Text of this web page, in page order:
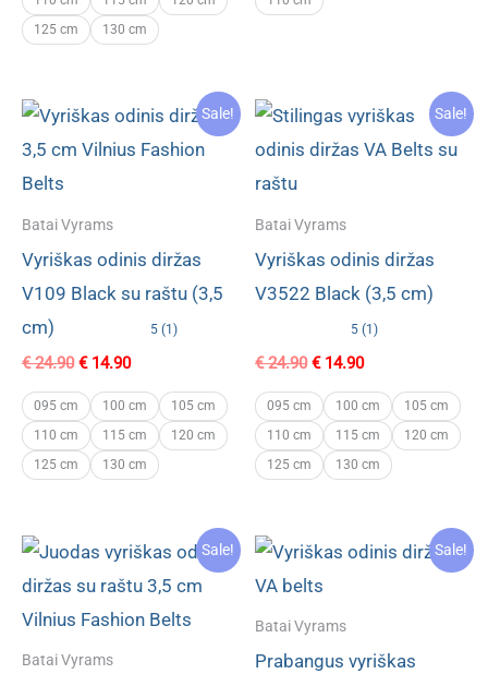
125 cm
130 cm
Sale!
Batai Vyrams
Vyriškas odinis diržas
V109 Black su raštu (3,5
cm)
5 (1)
€24.90 Original
was:
€ 24.90.
€14.90Current
is:
€ 14.90.
095 cm 100 cm
105 cm
110 cm
115 cm
120 cm
125 cm
130 cm
Sale!
Batai Vyrams
Vyriškas odinis diržas
V3522 Black (3,5 cm)
5 (1)
€24.90 Original
was:
€ 24.90.
€14.90Current
is:
€ 14.90.
095 cm 100 cm
105 cm
110 cm
115 cm
120 cm
125 cm
130 cm
Sale!
Batai Vyrams
Sale!
Batai Vyrams
Prabangus vyriškas